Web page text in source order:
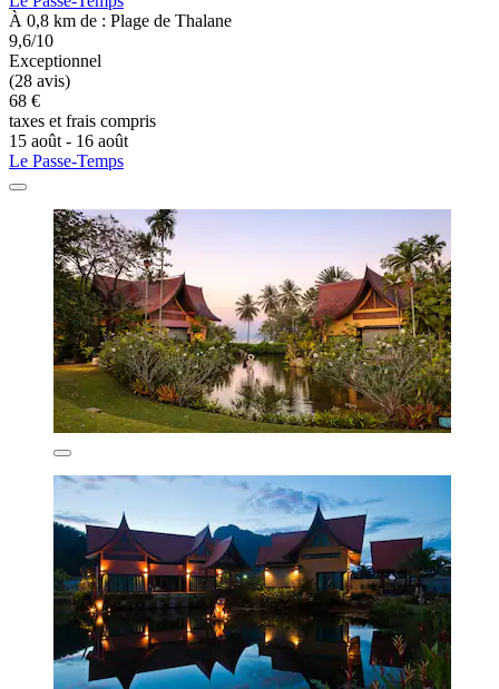
À 0,8 km de : Plage de Thalane
9,6/10
Exceptionnel
(28 avis)
68 €
taxes et frais compris
15 août - 16 août
Le Passe-Temps